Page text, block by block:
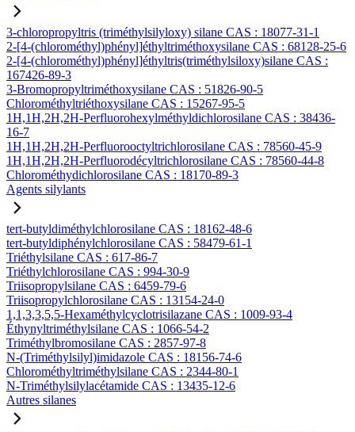
3-chloropropyltris (triméthylsilyloxy) silane CAS : 18077-31-1
2-[4-(chlorométhyl)phényl]éthyltriméthoxysilane CAS : 68128-25-6
2-[4-(chlorométhyl)phényl]éthyltris(triméthylsiloxy)silane CAS :
167426-89-3
3-Bromopropyltriméthoxysilane CAS : 51826-90-5
Chlorométhyltriéthoxysilane CAS : 15267-95-5
1H,1H,2H,2H-Perfluorohexylméthyldichlorosilane CAS : 38436-
16-7
1H,1H,2H,2H-Perfluorooctyltrichlorosilane CAS : 78560-45-9
1H,1H,2H,2H-Perfluorodécyltrichlorosilane CAS : 78560-44-8
Chlorométhydichlorosilane CAS : 18170-89-3
Agents silylants
tert-butyldiméthylchlorosilane CAS : 18162-48-6
tert-butyldiphénylchlorosilane CAS : 58479-61-1
Triéthylsilane CAS : 617-86-7
Triéthylchlorosilane CAS : 994-30-9
Triisopropylsilane CAS : 6459-79-6
Triisopropylchlorosilane CAS : 13154-24-0
1,1,3,3,5,5-Hexaméthylcyclotrisilazane CAS : 1009-93-4
Éthynyltriméthylsilane CAS : 1066-54-2
Triméthylbromosilane CAS : 2857-97-8
N-(Triméthylsilyl)imidazole CAS : 18156-74-6
Chlorométhyltriméthylsilane CAS : 2344-80-1
N-Triméthylsilylacétamide CAS : 13435-12-6
Autres silanes